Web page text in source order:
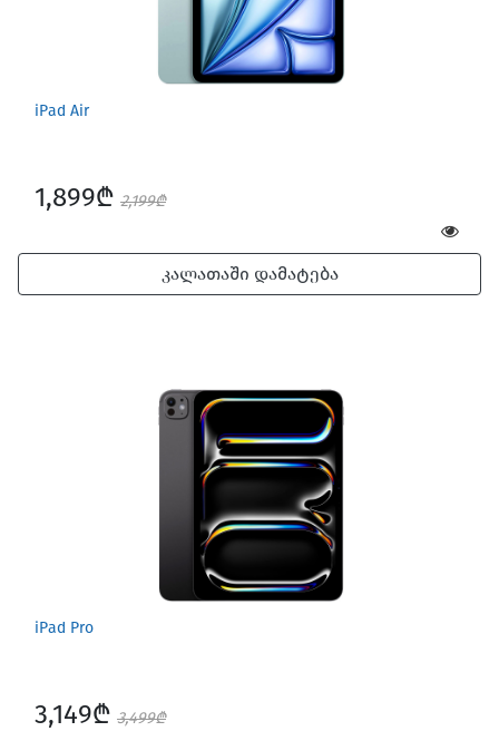
iPad Air
1,899₾ 2,199₾
კალათაში დამატება
iPad Pro
3,149₾ 3,499₾